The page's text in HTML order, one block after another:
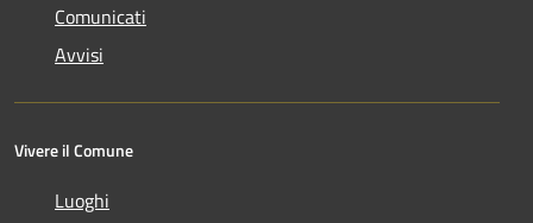
Comunicati
Avvisi
Vivere il Comune
Luoghi